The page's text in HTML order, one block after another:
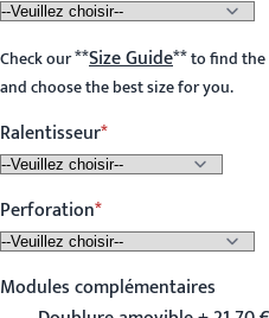
Check our**Size Guide**to find the
and choose the best size for you.
Ralentisseur
Perforation
Modules complémentaires